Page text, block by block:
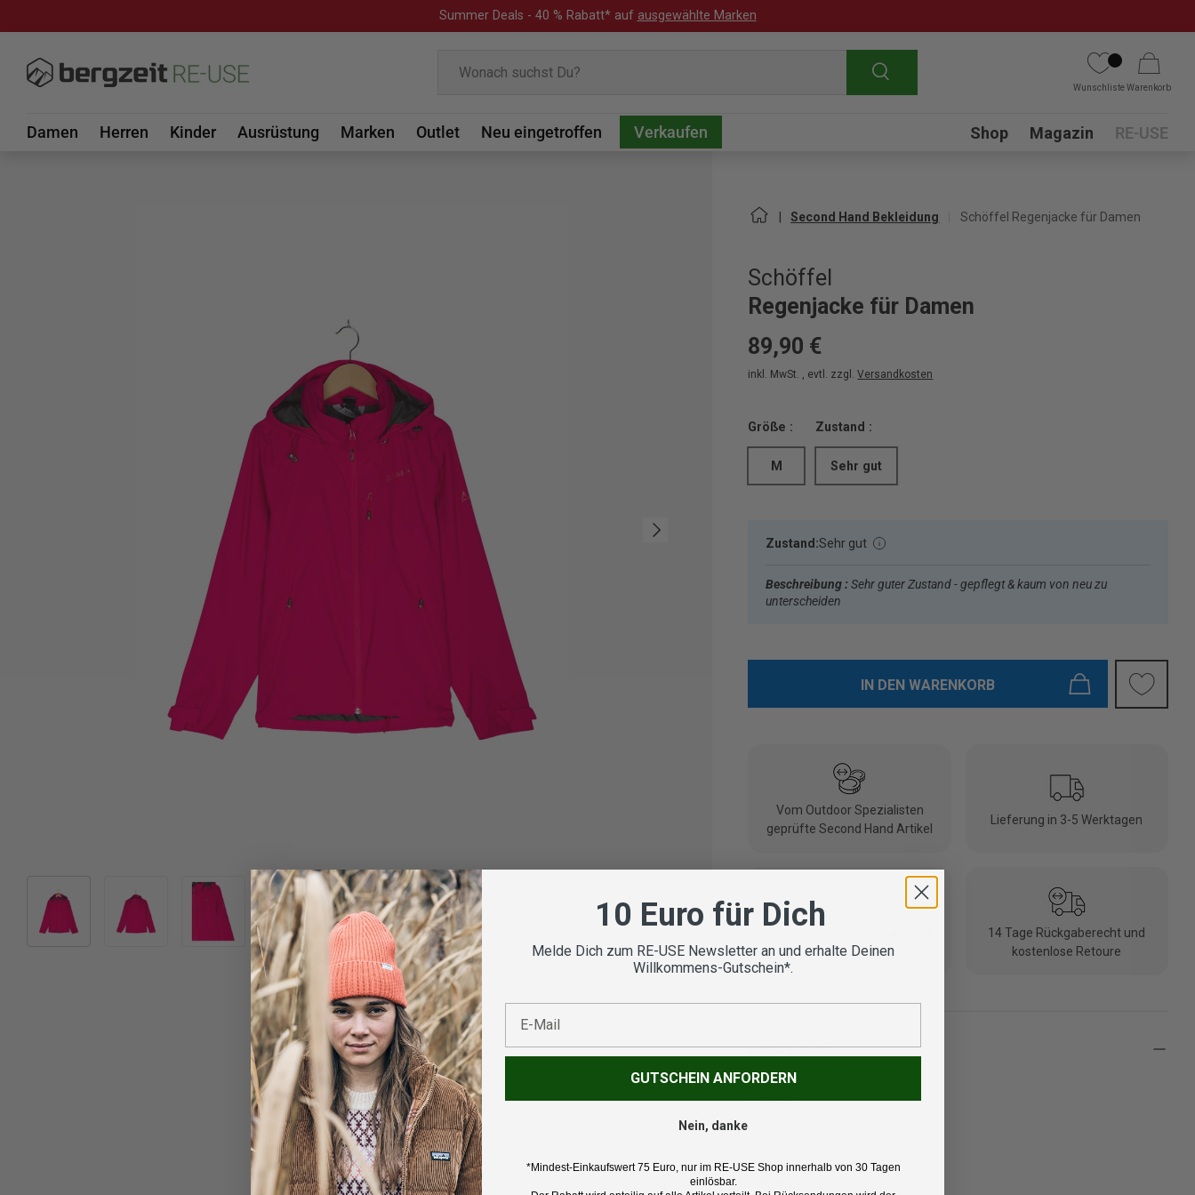
Summer Deals - 40 % Rabatt* auf ausgewählte Marken
Suchen
WunschlisteWarenkorb
Damen Herren Kinder Ausrüstung Marken Outlet Neu eingetroffen Verkaufen Submenu
Shop Magazin RE-USE
Nächste
Bild 2 in Galerieansicht laden
Bild 3 in Galerieansicht laden
Second Hand Bekleidung Schöffel Regenjacke für Damen
Schöffel
Regenjacke für Damen
89,90 €
inkl. MwSt. , evtl. zzgl.Versandkosten
Größe :
M
Zustand :
Sehr gut
Zustand:Sehr gut
Beschreibung :Sehr guter Zustand - gepflegt & kaum von neu zu
unterscheiden
IN DEN WARENKORB
Vom Outdoor Spezialisten
geprüfte Second Hand Artikel
Lieferung in 3-5 Werktagen
(DE/AT)
14 Tage Rückgaberecht und
kostenlose Retoure
Beschreibung
Marke:
Produkt:
10 Euro für Dich
Melde Dich zum RE-USE Newsletter an und erhalte Deinen
Willkommens-Gutschein*.
GUTSCHEIN ANFORDERN
Nein, danke
*Mindest-Einkaufswert 75 Euro, nur im RE-USE Shop innerhalb von 30 Tagen
einlösbar.